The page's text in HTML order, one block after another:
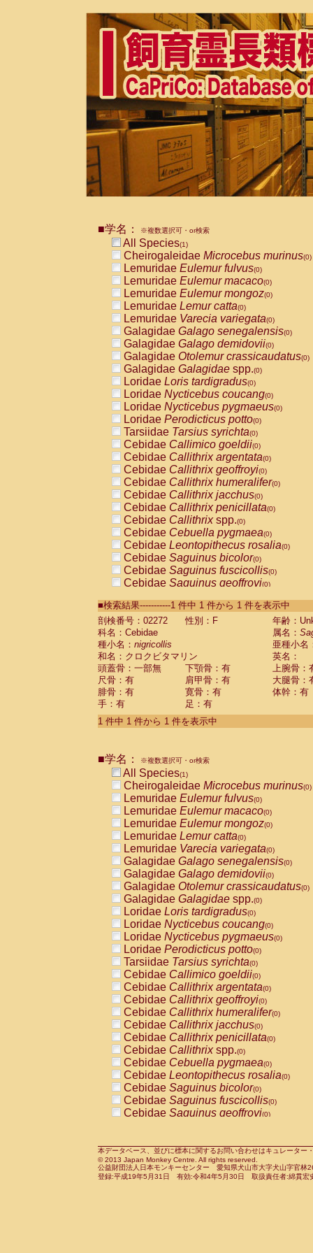
■学名： ※複数選択可・or検索
All Species(1)
Cheirogaleidae Microcebus murinus(0)
Lemuridae Eulemur fulvus(0)
Lemuridae Eulemur macaco(0)
Lemuridae Eulemur mongoz(0)
Lemuridae Lemur catta(0)
Lemuridae Varecia variegata(0)
Galagidae Galago senegalensis(0)
Galagidae Galago demidovii(0)
Galagidae Otolemur crassicaudatus(0)
Galagidae Galagidae spp.(0)
Loridae Loris tardigradus(0)
Loridae Nycticebus coucang(0)
Loridae Nycticebus pygmaeus(0)
Loridae Perodicticus potto(0)
Tarsiidae Tarsius syrichta(0)
Cebidae Callimico goeldii(0)
Cebidae Callithrix argentata(0)
Cebidae Callithrix geoffroyi(0)
Cebidae Callithrix humeralifer(0)
Cebidae Callithrix jacchus(0)
Cebidae Callithrix penicillata(0)
Cebidae Callithrixspp.(0)
Cebidae Cebuella pygmaea(0)
Cebidae Leontopithecus rosalia(0)
Cebidae Saguinus bicolor(0)
Cebidae Saguinus fuscicollis(0)
Cebidae Saguinus geoffroyi(0)
CebidaeSaguinus labiatus(0)
Cebidae Saguinus leucopus (0)
Cebidae
CebidaeSaguinus mystax
CebidaeSaguinus nigricollis (1)
Cebidae Saguinus oedipus
Cebidae Saguinus weddelli
Cebidae Saguinusspp.
Cebidae Aotus trivirgatus
Cebidae Cebus albifrons
CebidaeCebus nigrivittatus
CebidaeCebus
CebidaeSaimiri boliviensis(0)
CebidaeSaimiri sciureus(0)
AtelidaeAlouatta caraya(0)
AtelidaeAlouatta fusca(0)
AtelidaeAlouatta seniculus
AtelidaeAlouattaspp.(0)
AtelidaeAteles belzebuth(0)
AtelidaeAteles geoffroyi(0)
AtelidaeAteles paniscus(0)
AtelidaeAtelesspp.(0)
Atelidae Lagothrix lagothricha
AtelidaeLagothrix lagothricha cana
PitheciidaeCacajao calvus
PitheciidaeCallicebus cupreus
PitheciidaeCallicebus donacophilus
PitheciidaeCallicebus moloch
PitheciidaeCallicebus torquatus
PitheciidaeCallicebusspp.(0)
PitheciidaeChiropotes satanas(0)
PitheciidaePithecia monachus
PitheciidaePithecia pithecia(0)
CercopithecidaeCercocebus agilis
CercopithecidaeCercocebus
CercopithecidaeCercocebus
CercopithecidaeCercocebus
CercopithecidaeCercocebus
CercopithecidaeCercocebushybrid
CercopithecidaePapio anubis(0)
CercopithecidaePapio cynocephalus
CercopithecidaePapio hamadryas(0)
■検索結果-----------1 件中 1 件から 1 件を表示中
剖検番号：02272
性別：F
年齢：
科名：Cebidae
属名：
種小名： nigricollis
亜種小名
和名：クロクビタマリン
英名：
頭蓋骨：一部無
下顎骨：有
上腕骨：
尺骨：有
肩甲骨：有
大腿骨：
腓骨：有
寛骨：有
体幹：有
手：有
足：有
1 件中 1 件から 1 件を表示中
■学名： ※複数選択可・or検索
All Species(1)
Cheirogaleidae Microcebus murinus(0)
Lemuridae Eulemur fulvus(0)
Lemuridae Eulemur macaco(0)
Lemuridae Eulemur mongoz(0)
Lemuridae Lemur catta(0)
Lemuridae Varecia variegata(0)
Galagidae Galago senegalensis(0)
Galagidae Galago demidovii(0)
Galagidae Otolemur crassicaudatus(0)
Galagidae Galagidae spp.(0)
Loridae Loris tardigradus(0)
Loridae Nycticebus coucang(0)
Loridae Nycticebus pygmaeus(0)
Loridae Perodicticus potto(0)
Tarsiidae Tarsius syrichta(0)
Cebidae Callimico goeldii(0)
Cebidae Callithrix argentata(0)
Cebidae Callithrix geoffroyi(0)
Cebidae Callithrix humeralifer(0)
Cebidae Callithrix jacchus(0)
Cebidae Callithrix penicillata(0)
Cebidae Callithrixspp.(0)
Cebidae Cebuella pygmaea(0)
Cebidae Leontopithecus rosalia(0)
Cebidae Saguinus bicolor(0)
Cebidae Saguinus fuscicollis(0)
Cebidae Saguinus geoffroyi(0)
CebidaeSaguinus leucopus(0)
CebidaeSaguinus midas(0)
Cebidae Saguinus mystax(0)
本データベース、並びに標本に関するお問い合わせはキュレータ
© 2013 Japan Monkey Centre. All rights reserved.
公益財団法人日本モンキーセンター 愛知県犬山市大字犬山字官
登録:平成19年5月31日 有効:令和4年5月30日 取扱責任者:綿貫宏